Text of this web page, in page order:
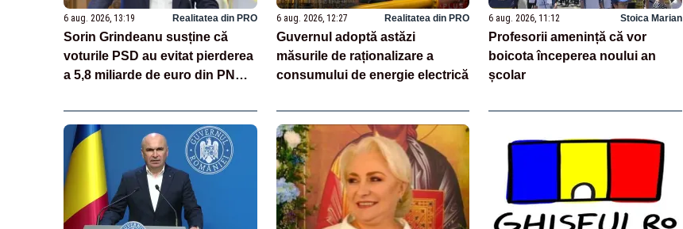
6 aug. 2026, 13:19 Realitatea din PRO
Sorin Grindeanu susține că
voturile PSD au evitat pierderea
a 5,8 miliarde de euro din PNRR
miliarde prin SAFE
6 aug. 2026, 12:27 Realitatea din PRO
Guvernul adoptă astăzi
măsurile de raționalizare a
consumului de energie electrică
6 aug. 2026, 11:12 Stoica Marian
Profesorii amenință că vor
boicota începerea noului an
școlar